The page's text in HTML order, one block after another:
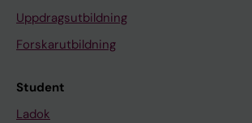
Uppdragsutbildning
Forskarutbildning
Student
Ladok